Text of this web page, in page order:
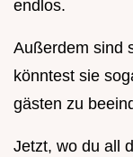
endlos.
Außerdem sind
könntest sie
gästen zu
Jetzt, wo du all